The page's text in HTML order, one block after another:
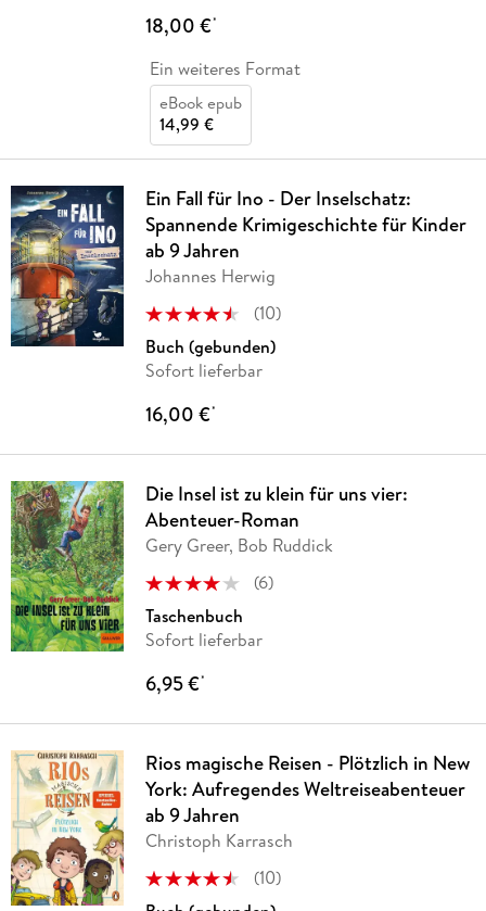
18,00 €*
Ein weiteres Format
eBook epub
14,99 €
Ein Fall für Ino - Der Inselschatz:
Spannende Krimigeschichte für Kinder
ab 9 Jahren
Johannes Herwig
(10)
Buch (gebunden)
Sofort lieferbar
16,00 €*
Die Insel ist zu klein für uns vier:
Abenteuer-Roman
Gery Greer, Bob Ruddick
(6)
Taschenbuch
Sofort lieferbar
6,95 €*
Rios magische Reisen - Plötzlich in New
York: Aufregendes Weltreiseabenteuer
ab 9 Jahren
Christoph Karrasch
(10)